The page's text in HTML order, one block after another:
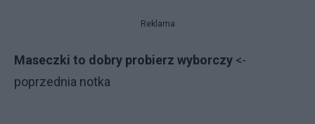
Reklama
Maseczki to dobry probierz wyborczy <-
poprzednia notka